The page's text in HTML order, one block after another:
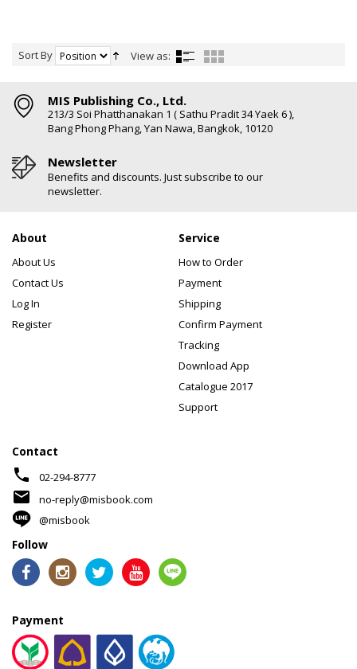
Sort By View as:
MIS Publishing Co., Ltd.
213/3 Soi Phatthanakan 1 ( Sathu Pradit 34 Yaek 6 ),
Bang Phong Phang, Yan Nawa, Bangkok, 10120
Newsletter
Benefits and discounts. Just subscribe to our
newsletter.
About
About Us
Contact Us
Log In
Register
Service
How to Order
Payment
Shipping
Confirm Payment
Tracking
Download App
Catalogue 2017
Support
Contact
phone 02-294-8777
mail
no-reply@misbook.com
@misbook
Follow
Payment